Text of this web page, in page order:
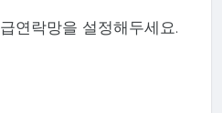
연락망을 설정해두세요.